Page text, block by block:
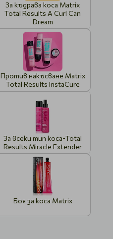
За къдрава коса Matrix
Total Results A Curl Can
Dream
Против накъсване Matrix
Total Results InstaCure
За всеки тип коса-Total
Results Miracle Extender
Боя за коса Matrix